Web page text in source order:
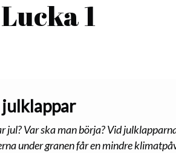
Lucka 1
julklappar
jul? Var ska man börja? Vid
under granen får en mindre